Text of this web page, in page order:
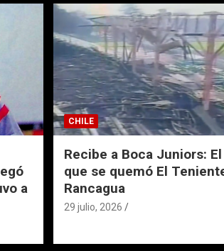
a
CHILE
Recibe a Boca Juniors:
que se quemó El
Rancagua
29 julio, 2026